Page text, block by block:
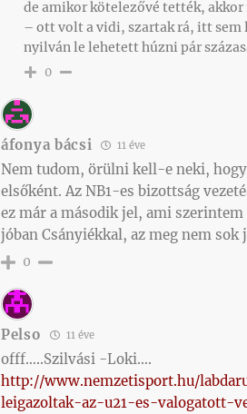
de amikor kötelezővé tették,
– ott volt a vidi, szartak rá, itt sem
nyilván le lehetett húzni pár
0
áfonya bácsi 11 éve
Nem tudom, örülni kell-e neki,
elsőként. Az NB1-es bizottság
ez már a második jel, ami
jóban Csányiékkal, az meg nem
0
Pelso 11 éve
offf…..Szilvási -Loki….
http://www.nemzetisport.hu/
leigazoltak-az-u21-es-valogatott-